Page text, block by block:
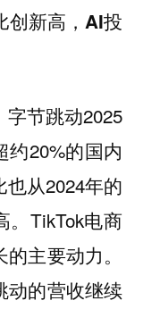
创新高，AI投
节跳动2025
约20%的国内
从2024年的
。TikTok电商
主要动力。
动的营收继续